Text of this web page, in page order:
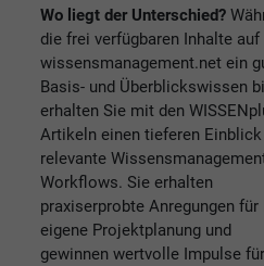
Wo liegt der Unterschied?
die frei verfügbaren Inhalte auf
wissensmanagement.net ein
Basis- und Überblickswissen
erhalten Sie mit den
Artikeln einen tieferen
relevante
Workflows. Sie erhalten
praxiserprobte Anregungen für
eigene Projektplanung und
gewinnen wertvolle Impulse